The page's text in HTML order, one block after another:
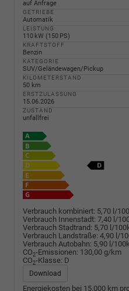
auf Anfrage
GETRIEBE
Automatik
LEISTUNG
110 kW (150 PS)
KRAFTSTOFF
Benzin
KATEGORIE
SUV/Geländewagen/Pickup
KILOMETERSTAND
50 km
ERSTZULASSUNG
15.06.2026
ZUSTAND
unfallfrei
Verbrauch kombiniert: 5,70 l/
Verbrauch Innenstadt: 7,40 l/
Verbrauch Stadtrand: 5,70 l/
Verbrauch Landstraße: 4,90 l/
Verbrauch Autobahn: 5,90 l/
CO2-Emissionen: 130,00 g/km
CO2-Klasse: D
Download
Energiekosten bei 15.000 km